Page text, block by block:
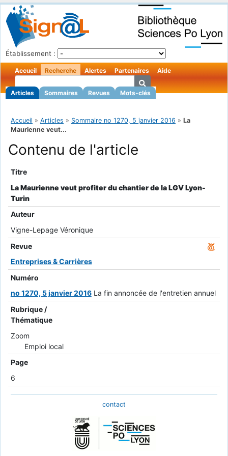
Établissement :
Accueil Recherche
Articles Sommaires Revues Mots-clés
Alertes Partenaires Aide
Accueil » Articles » Sommaire no 1270, 5 janvier 2016 » La
Maurienne veut...
Contenu de l'article
Titre
La Maurienne veut profiter du chantier de la LGV Lyon-
Turin
Auteur
Vigne-Lepage Véronique
Revue
Entreprises & Carrières
Numéro
no 1270, 5 janvier 2016 La fin annoncée de l'entretien annuel
Rubrique /
Thématique
Zoom
Emploi local
Page
6
contact